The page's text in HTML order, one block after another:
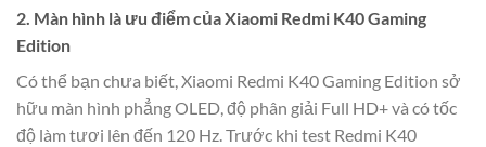
2. Màn hình là ưu điểm của Xiaomi Redmi K40 Gaming
Edition
Có thể bạn chưa biết, Xiaomi Redmi K40 Gaming Edition sở
hữu màn hình phẳng OLED, độ phân giải Full HD+ và có tốc
độ làm tươi lên đến 120 Hz. Trước khi test Redmi K40